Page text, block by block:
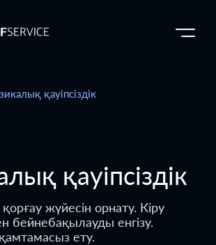
қауіпсіздік
қауіпсіздік
жүйесін орнату. Кіру
бейнебақылауды енгізу.
қамтамасыз ету.